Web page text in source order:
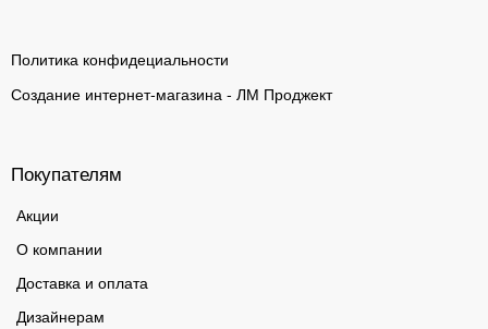
Политика конфидециальности
Создание интернет-магазина - ЛМ Проджект
Покупателям
Акции
О компании
Доставка и оплата
Дизайнерам